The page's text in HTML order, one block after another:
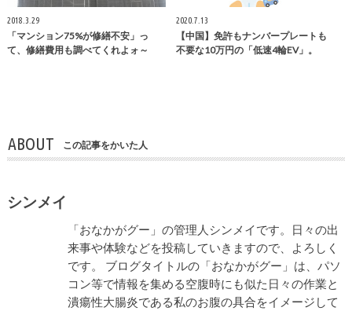
2018.3.29
「マンション75%が修繕不安」っ
て、修繕費用も調べてくれよォ～
2020.7.13
【中国】免許もナンバープレートも
不要な10万円の「低速4輪EV」。
ABOUT この記事をかいた人
シンメイ
「おなかがグー」の管理人シンメイです。日々の出
来事や体験などを投稿していきますので、よろしく
です。 ブログタイトルの「おなかがグー」は、パソ
コン等で情報を集める空腹時にも似た日々の作業と
潰瘍性大腸炎である私のお腹の具合をイメージして